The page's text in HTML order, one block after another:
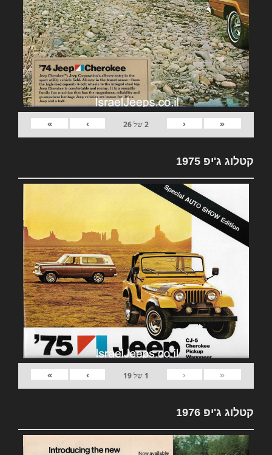
«
‹
2של26
›
»
קטלוג ג'יפ 1975
«
‹
1 של19
›
»
קטלוג ג'יפ 1976